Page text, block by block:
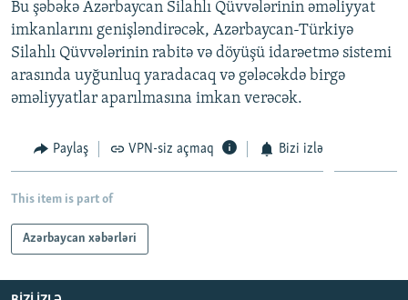
AZADLIQRADIOSU MOBIL TELEFONUNUZDA
BIZIMLƏ ƏLAQƏ
XƏBƏR BÜLLETENLƏRIMIZ
RFE/RL-in bütün saytları
Bu şəbəkə Azərbaycan Silahlı Qüvvələrinin əməliyyat
imkanlarını genişləndirəcək, Azərbaycan-Türkiyə
Silahlı Qüvvələrinin rabitə və döyüşü idarəetmə sistemi
arasında uyğunluq yaradacaq və gələcəkdə birgə
əməliyyatlar aparılmasına imkan verəcək.
Paylaş VPN-siz açmaq Bizi izlə
This item is part of
Azərbaycan xəbərləri